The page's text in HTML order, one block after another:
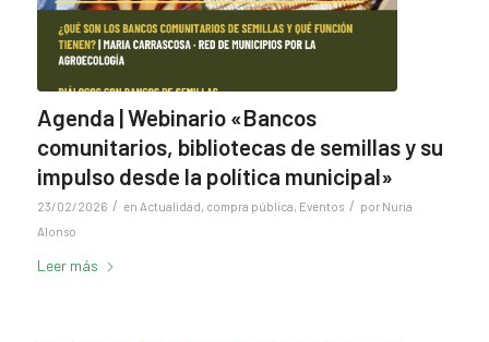
Agenda | Webinario «Bancos
comunitarios, bibliotecas de semillas y su
impulso desde la política municipal»
23/02/2026 / en Actualidad, compra pública, Eventos / por Nuria
Alonso
Leer más